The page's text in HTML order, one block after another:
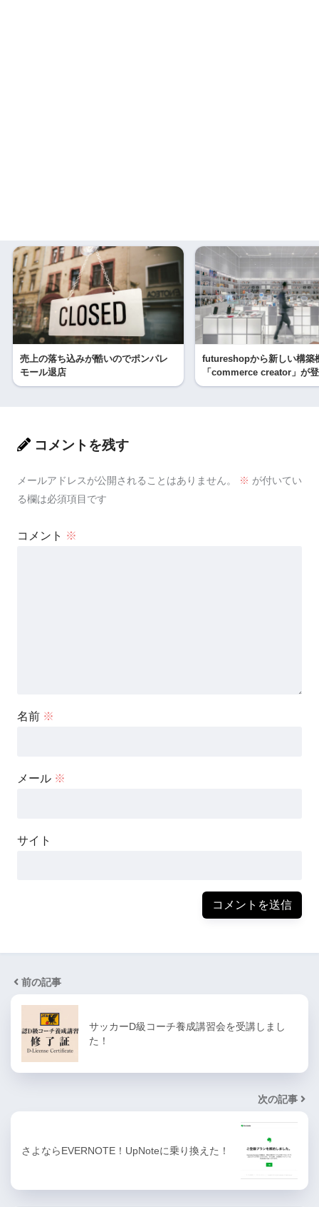
売上の落ち込みが酷いのでポンパレ
モール退店
futureshopから新しい構築
「commerce creator」が
コメントを残す
メールアドレスが公開されることはありません。 ※ が付いてい
る欄は必須項目です
コメント ※
名前 ※
メール ※
サイト
前の記事
サッカーD級コーチ養成講習会を受講しまし
た！
次の記事
さよならEVERNOTE！UpNoteに乗り換えた！